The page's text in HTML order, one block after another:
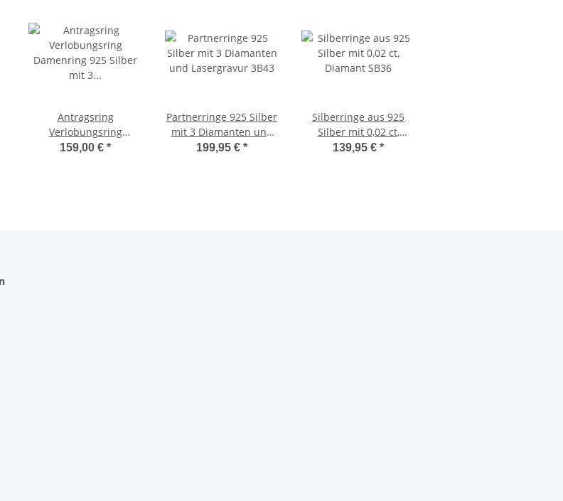
Antragsring
Verlobungsring
Damenring 925 Silber
159,00 € *
Partnerringe 925 Silber
mit 3 Diamanten und
Lasergravur 3B43
199,95 € *
Silberringe aus 925
Silber mit 0,02 ct,
Diamant SB36
139,95 € *